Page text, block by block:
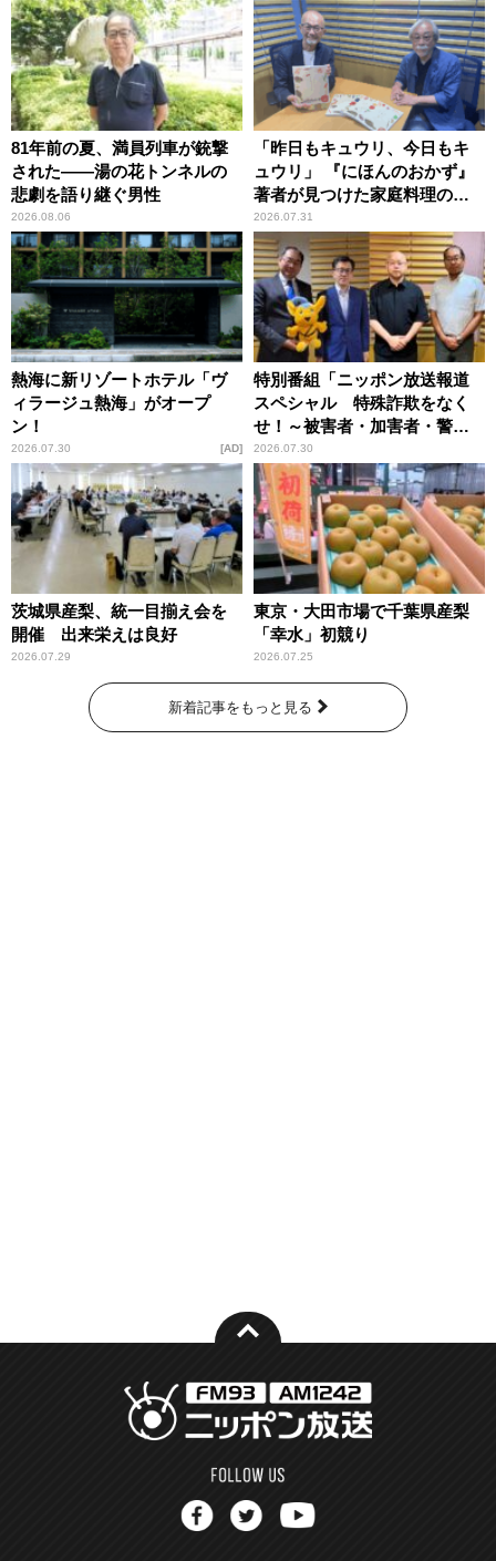
81年前の夏、満員列車が銃撃
された――湯の花トンネルの
悲劇を語り継ぐ男性
2026.08.06
「昨日もキュウリ、今日もキ
ュウリ」 『にほんのおかず』
著者が見つけた家庭料理の知
恵
2026.07.31
熱海に新リゾートホテル「ヴ
ィラージュ熱海」がオープ
ン！
2026.07.30 AD
特別番組「ニッポン放送報道
スペシャル 特殊詐欺をなく
せ！～被害者・加害者・警視
庁が語るトクリュウの実態
～」放送
2026.07.30
茨城県産梨、統一目揃え会を
開催 出来栄えは良好
2026.07.29
東京・大田市場で千葉県産梨
「幸水」初競り
2026.07.25
新着記事をもっと見る